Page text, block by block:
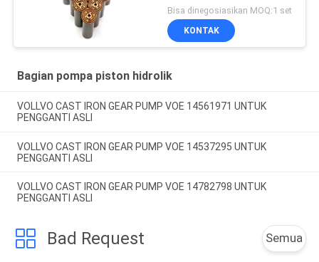
Pompa Hidraulik Pompa
Piston Layanan
Perbaikan Pemeliharaan
Bisa dinegosiasikan MOQ:1 set
KONTAK
Bagian pompa piston hidrolik
VOLLVO CAST IRON GEAR PUMP VOE 14561971 UNTUK
PENGGANTI ASLI
VOLLVO CAST IRON GEAR PUMP VOE 14537295 UNTUK
PENGGANTI ASLI
VOLLVO CAST IRON GEAR PUMP VOE 14782798 UNTUK
PENGGANTI ASLI
Bad Request Semua